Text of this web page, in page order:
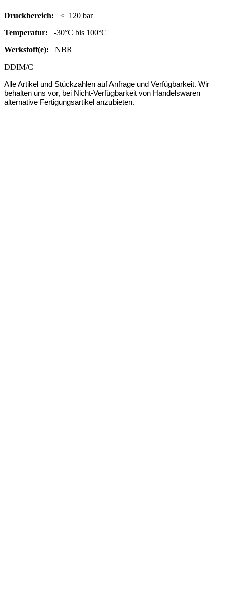
Druckbereich: ≤ 120 bar
Temperatur: -30°C bis 100°C
Werkstoff(e): NBR
DDIM/C
Alle Artikel und Stückzahlen auf Anfrage und Verfügbarkeit. Wir
behalten uns vor, bei Nicht-Verfügbarkeit von Handelswaren
alternative Fertigungsartikel anzubieten.